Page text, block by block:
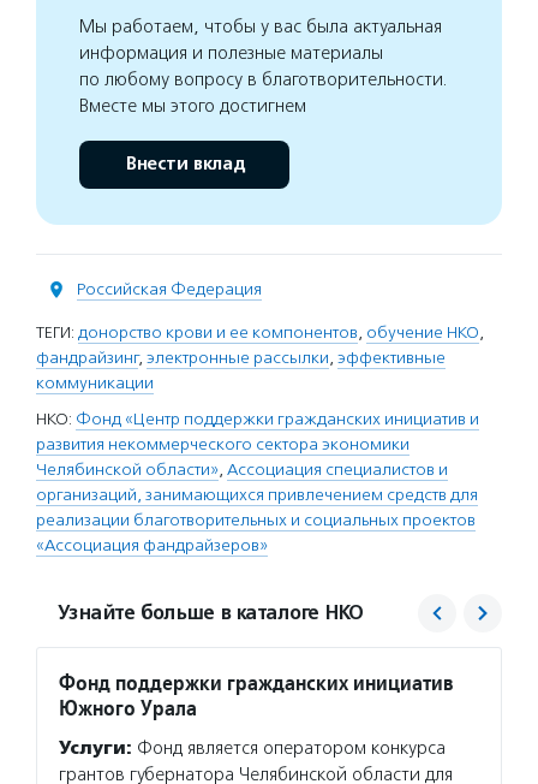
Мы работаем, чтобы у вас была актуальная
информация и полезные материалы
по любому вопросу в благотворительности.
Вместе мы этого достигнем
Внести вклад
Российская Федерация
ТЕГИ: донорство крови и ее компонентов, обучение НКО,
фандрайзинг, электронные рассылки, эффективные
коммуникации
НКО: Фонд «Центр поддержки гражданских инициатив и
развития некоммерческого сектора экономики
Челябинской области», Ассоциация специалистов и
организаций, занимающихся привлечением средств для
реализации благотворительных и социальных проектов
«Ассоциация фандрайзеров»
Узнайте больше в каталоге НКО
Фонд поддержки гражданских инициатив
Южного Урала
Услуги: Фонд является оператором конкурса
грантов губернатора Челябинской области для